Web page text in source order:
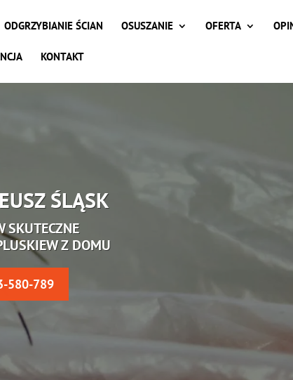
ODGRZYBIANIE ŚCIAN OSUSZANIE OFERTA
KONTAKT
ŚLĄSK
SKUTECZNE
Z DOMU
580-789